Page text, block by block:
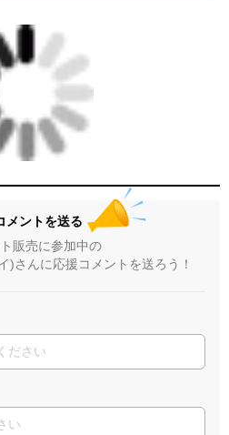
コメントを送る
販売に参加中の
)さんに応援コメントを送ろう！